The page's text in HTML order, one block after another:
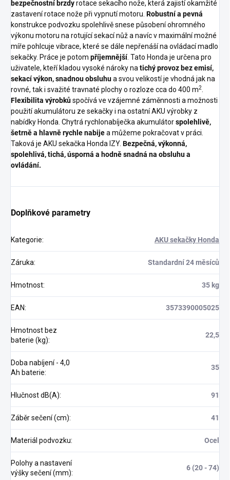
bezpečnostní brzdyrotace sekacího nože, která zajistí okamžité
zastavení rotace nože při vypnutí motoru. Robustní a pevná
konstrukce podvozku spolehlivě snese působení ohromného
výkonu motoru na rotující sekací nůž a navíc v maximální možné
míře pohlcuje vibrace, které se dále nepřenáší na ovládací madlo
sekačky. Práce je potom příjemnější. Tato Honda je určena pro
uživatele, kteří kladou vysoké nároky natichý provoz bez emisí,
sekací výkon, snadnou obsluhua svou velikostí je vhodná jak na
rovné, tak i svažité travnaté plochy o rozloze cca do 400 m2.
Flexibilita výrobkůspočívá ve vzájemné záměnnosti a možnosti
použití akumulátoru ze sekačky i na ostatní AKU výrobky z
nabídky Honda. Chytrá rychlonabíječka akumulátorspolehlivě,
šetrně a hlavně rychle nabijea můžeme pokračovat v práci.
Taková je AKU sekačka Honda IZY. Bezpečná, výkonná,
spolehlivá, tichá, úsporná a hodně snadná na obsluhu a
ovládání.
Doplňkové parametry
Kategorie: AKU sekačky Honda
Záruka: Standardní 24 měsíců
Hmotnost: 35 kg
EAN: 3573390005025
Hmotnost bez
baterie (kg):
22,5
Doba nabíjení - 4,0
Ah baterie:
35
Hlučnost dB(A): 91
Záběr sečení (cm): 41
Materiál podvozku: Ocel
Polohy a nastavení
výšky sečení (mm):
6 (20 - 74)